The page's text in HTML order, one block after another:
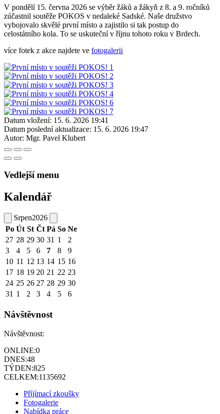
V pondělí 15. června 2026 se výběr žáků a žákyň z 8. a 9. ročníků
zúčastnil soutěže POKOS v nedaleké Sadské. Naše družstvo
vybojovalo skvělé první místo a zajistilo si tak postup do
celostátního kola. To se uskuteční v říjnu tohoto roku v Brdech.
více fotek z akce najdete ve fotogalerii
Datum vložení: 15. 6. 2026 19:41
Datum poslední aktualizace: 15. 6. 2026 19:47
Autor: Mgr. Pavel Klubert
Vedlejší menu
Kalendář
Srpen2026
Po Út St Čt Pá So Ne
27 28 29 30 31 1
2
3
4 5 6 7 8
9
10 11 12 13 14 15 16
17 18 19 20 21 22 23
24 25 26 27 28 29 30
31 1 2 3 4 5 6
Návštěvnost
Návštěvnost:
ONLINE:0
DNES:48
TÝDEN:825
CELKEM:1135692
Příjímací zkoušky
Fotogalerie
Nabídka práce